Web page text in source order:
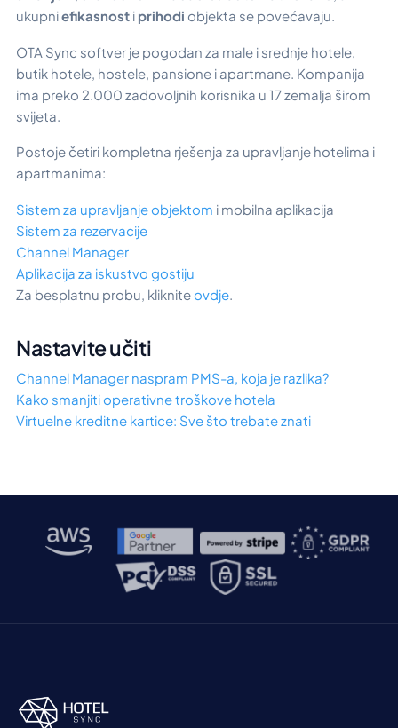
ukupniefikasnost i prihodi objekta se povećavaju.
OTA Sync softver je pogodan za male i srednje hotele,
butik hotele, hostele, pansione i apartmane. Kompanija
ima preko 2.000 zadovoljnih korisnika u 17 zemalja širom
svijeta.
Postoje četiri kompletna rješenja za upravljanje hotelima i
apartmanima:
Sistem za upravljanje objektom i mobilna aplikacija
Sistem za rezervacije
Channel Manager
Aplikacija za iskustvo gostiju
Za besplatnu probu, klikniteovdje
Nastavite učiti
Channel Manager naspram PMS-a, koja je razlika?
Kako smanjiti operativne troškove hotela
Virtuelne kreditne kartice: Sve što trebate znati